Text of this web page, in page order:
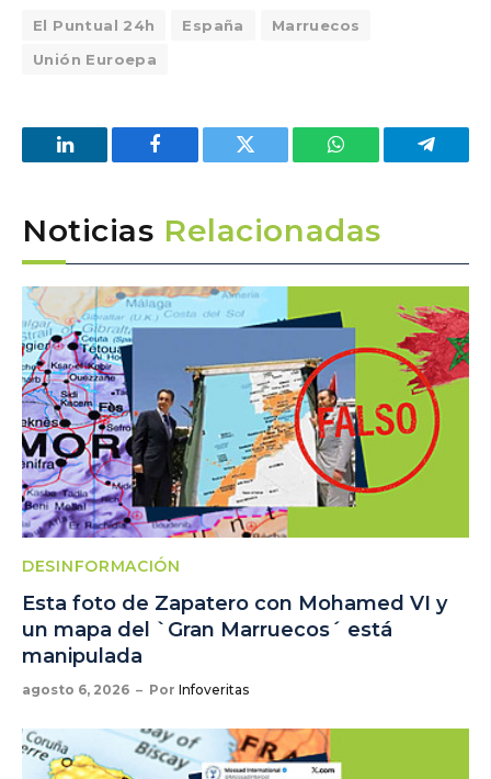
El Puntual 24h España
Marruecos
Unión Euroepa
LinkedIn Facebook Twitter WhatsApp
Noticias Relacionadas
DESINFORMACIÓN
Esta foto de Zapatero con Mohamed VI y
un mapa del `Gran Marruecos´ está
manipulada
agosto 6, 2026 Por Infoveritas